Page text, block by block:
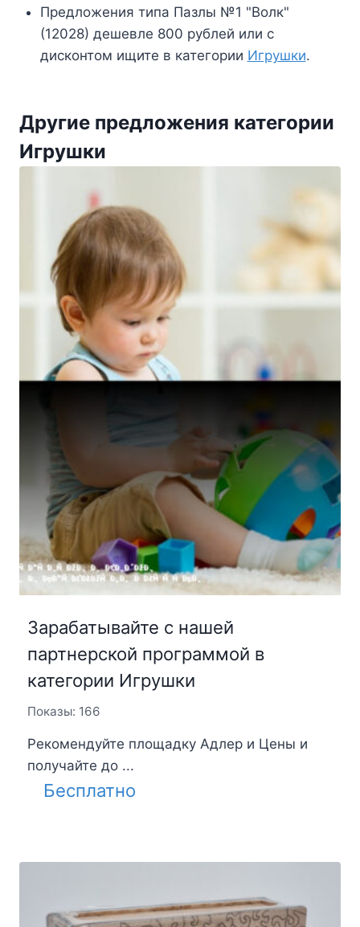
Предложения типа Пазлы №1 "Волк"
(12028) дешевле 800 рублей или с
дисконтом ищите в категории Игрушки.
Другие предложения категории
Игрушки
Зарабатывайте с нашей
партнерской программой в
категории Игрушки
Показы: 166
Рекомендуйте площадку Адлер и Цены и
получайте до ...
Бесплатно